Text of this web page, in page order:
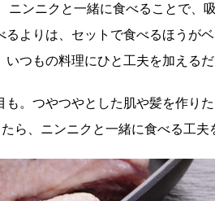
ンニクと一緒に食べることで、
よりは、セットで食べるほうが
つもの料理にひと工夫を加えるだ
。つやつやとした肌や髪を作り
ら、ニンニクと一緒に食べる工夫